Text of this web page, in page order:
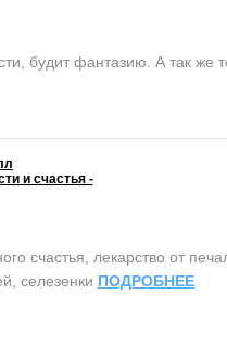
будит фантазию. А так же
и счастья -
лекарство от
селезенки ПОДРОБНЕЕ